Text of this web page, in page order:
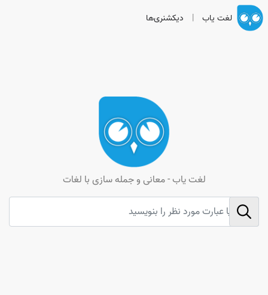
لغت یاب | دیکشنری‌ها
لغت یاب - معانی و جمله سازی با لغات